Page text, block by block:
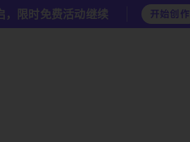
，限时免费活动继续 开始创作